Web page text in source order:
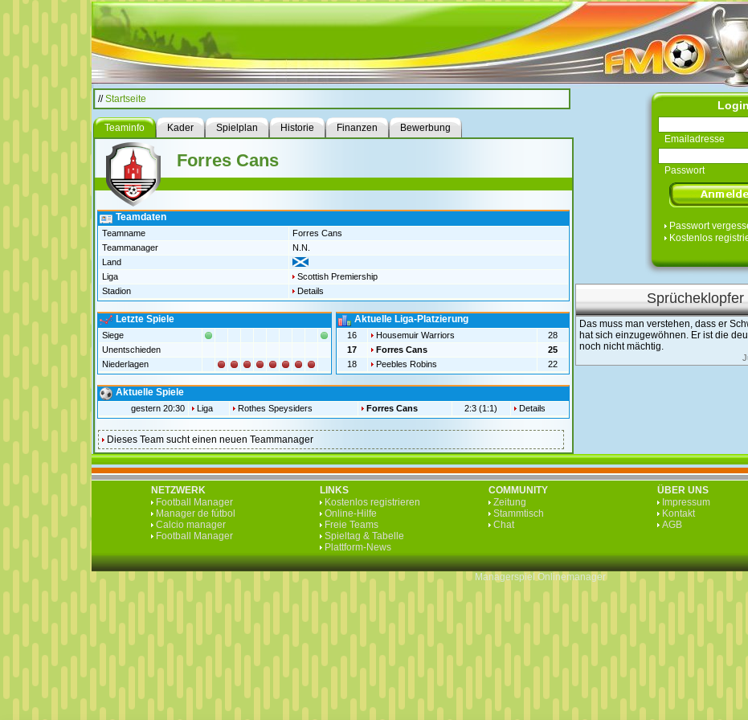
//Startseite
Teaminfo Kader Spielplan Historie Finanzen Bewerbung
Forres Cans
Teamdaten
Teamname
Forres Cans
Teammanager
N.N.
Land
Liga
Scottish Premiership
Stadion
Details
Letzte Spiele
Siege
Unentschieden
Niederlagen
Aktuelle Liga-Platzierung
16 Housemuir Warriors
28
17
Forres Cans
25
18
Peebles Robins 22
Aktuelle Spiele
gestern 20:30 Liga Rothes Speysiders Forres Cans 2:3 (1:1) Details
Dieses Team sucht einen neuen Teammanager
Login
Emailadresse
Passwort
Passwort
Kostenlos
Sprücheklopfer
Das muss man verstehen, dass er
hat sich einzugewöhnen. Er ist die
noch nicht mächtig.
NETZWERK
Football Manager
Manager de fútbol
Calcio manager
Football Manager
LINKS
Kostenlos registrieren
Online-Hilfe
Freie Teams
Spieltag & Tabelle
Plattform-News
COMMUNITY
Zeitung
Stammtisch
Chat
ÜBER UNS
Impressum
Kontakt
AGB
Managerspiel Onlinemanager